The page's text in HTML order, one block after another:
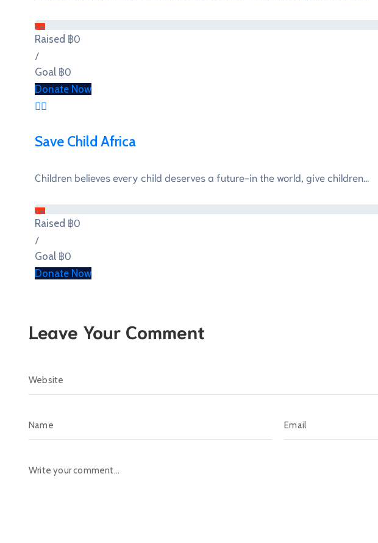
0%
Raised ฿0
/
Goal ฿0
Donate Now
Save Child Africa
Children believes every child deserves a future-in the world, give children...
0%
Raised ฿0
/
Goal ฿0
Donate Now
Leave Your Comment